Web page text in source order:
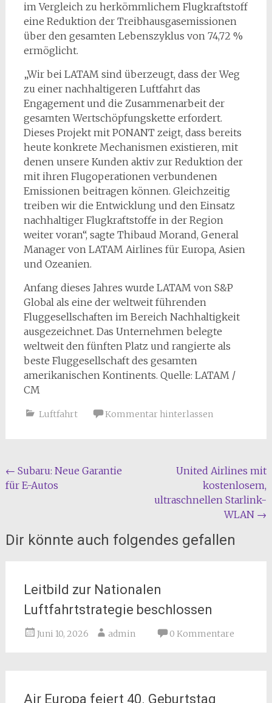
im Vergleich zu herkömmlichem Flugkraftstoff
eine Reduktion der Treibhausgasemissionen
über den gesamten Lebenszyklus von 74,72 %
ermöglicht.
„Wir bei LATAM sind überzeugt, dass der Weg
zu einer nachhaltigeren Luftfahrt das
Engagement und die Zusammenarbeit der
gesamten Wertschöpfungskette erfordert.
Dieses Projekt mit PONANT zeigt, dass bereits
heute konkrete Mechanismen existieren, mit
denen unsere Kunden aktiv zur Reduktion der
mit ihren Flugoperationen verbundenen
Emissionen beitragen können. Gleichzeitig
treiben wir die Entwicklung und den Einsatz
nachhaltiger Flugkraftstoffe in der Region
weiter voran“, sagte Thibaud Morand, General
Manager von LATAM Airlines für Europa, Asien
und Ozeanien.
Anfang dieses Jahres wurde LATAM von S&P
Global als eine der weltweit führenden
Fluggesellschaften im Bereich Nachhaltigkeit
ausgezeichnet. Das Unternehmen belegte
weltweit den fünften Platz und rangierte als
beste Fluggesellschaft des gesamten
amerikanischen Kontinents. Quelle: LATAM /
CM
Luftfahrt Kommentar hinterlassen
Beitragsnavigation
← Subaru: Neue Garantie
für E-Autos
United Airlines mit
kostenlosem,
ultraschnellen Starlink-
WLAN →
Dir könnte auch folgendes gefallen
Leitbild zur Nationalen
Luftfahrtstrategie beschlossen
Juni 10, 2026 admin 0 Kommentare
Air Europa feiert 40. Geburtstag